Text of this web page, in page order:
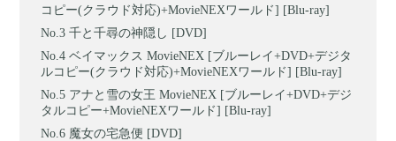
コピー(クラウド対応)+MovieNEXワールド] [Blu-ray]
千と千尋の神隠し [DVD]
ベイマックス MovieNEX [ブルーレイ+DVD+デジタ
ルコピー(クラウド対応)+MovieNEXワールド] [Blu-ray]
アナと雪の女王 MovieNEX [ブルーレイ+DVD+デジ
タルコピー+MovieNEXワールド] [Blu-ray]
魔女の宅急便 [DVD]